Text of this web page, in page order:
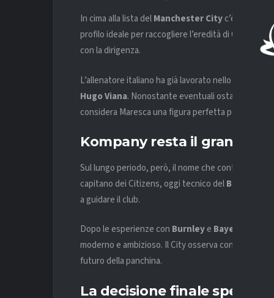
In cima alla lista delManchester Cityc’è Enzo
profilo ideale per raccogliere l’eredità di Guardiola
con la dirigenza.
L’allenatore italiano ha già lavorato nello staff
Hugo Viana. Nonostante eventuali ostacoli
considera Maresca una figura perfetta per
Kompany resta il grande
Sul lungo periodo, però, il nome che continua a
capitano dei Citizens, oggi tecnico delBayern
a guidare il club.
Dopo le esperienze con Burnleye Bayern
moderno e ambizioso. Il City osserva con
futuro della panchina.
La decisione finale spetta a